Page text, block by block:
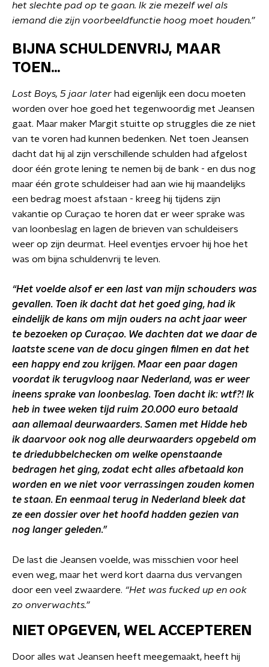
het slechte pad op te gaan. Ik zie mezelf wel als
iemand die zijn voorbeeldfunctie hoog moet houden.”
BIJNA SCHULDENVRIJ, MAAR
TOEN...
Lost Boys, 5 jaar later had eigenlijk een docu moeten
worden over hoe goed het tegenwoordig met Jeansen
gaat. Maar maker Margit stuitte op struggles die ze niet
van te voren had kunnen bedenken. Net toen Jeansen
dacht dat hij al zijn verschillende schulden had afgelost
door één grote lening te nemen bij de bank - en dus nog
maar één grote schuldeiser had aan wie hij maandelijks
een bedrag moest afstaan - kreeg hij tijdens zijn
vakantie op Curaçao te horen dat er weer sprake was
van loonbeslag en lagen de brieven van schuldeisers
weer op zijn deurmat. Heel eventjes ervoer hij hoe het
was om bijna schuldenvrij te leven.
“Het voelde alsof er een last van mijn schouders was
gevallen. Toen ik dacht dat het goed ging, had ik
eindelijk de kans om mijn ouders na acht jaar weer
te bezoeken op Curaçao. We dachten dat we daar de
laatste scene van de docu gingen filmen en dat het
een happy end zou krijgen. Maar een paar dagen
voordat ik terugvloog naar Nederland, was er weer
ineens sprake van loonbeslag. Toen dacht ik: wtf?! Ik
heb in twee weken tijd ruim 20.000 euro betaald
aan allemaal deurwaarders. Samen met Hidde heb
ik daarvoor ook nog alle deurwaarders opgebeld om
te driedubbelchecken om welke openstaande
bedragen het ging, zodat echt alles afbetaald kon
worden en we niet voor verrassingen zouden komen
te staan. En eenmaal terug in Nederland bleek dat
ze een dossier over het hoofd hadden gezien van
nog langer geleden.”
De last die Jeansen voelde, was misschien voor heel
even weg, maar het werd kort daarna dus vervangen
door een veel zwaardere. “Het was fucked up en ook
zo onverwachts.”
NIET OPGEVEN, WEL ACCEPTEREN
Door alles wat Jeansen heeft meegemaakt, heeft hij